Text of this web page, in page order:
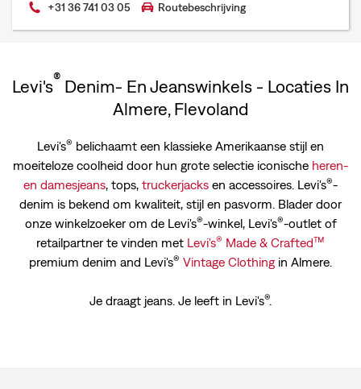
+31 36 741 03 05 Routebeschrijving
Levi's® Denim- En Jeanswinkels - Locaties In
Almere, Flevoland
Levi's® belichaamt een klassieke Amerikaanse stijl en
moeiteloze coolheid door hun grote selectie iconische heren-
en damesjeans, tops, truckerjacks en accessoires. Levi's®-
denim is bekend om kwaliteit, stijl en pasvorm. Blader door
onze winkelzoeker om de Levi's®-winkel, Levi's®-outlet of
retailpartner te vinden met Levi's® Made & Crafted™
premium denim and Levi's® Vintage Clothing in Almere.
Je draagt jeans. Je leeft in Levi's®.